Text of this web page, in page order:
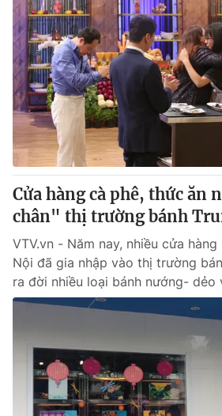
Cửa hàng cà phê, thức ăn
chân" thị trường bánh
VTV.vn - Năm nay, nhiều cửa
Nội đã gia nhập vào thị trường
ra đời nhiều loại bánh nướng- dẻo